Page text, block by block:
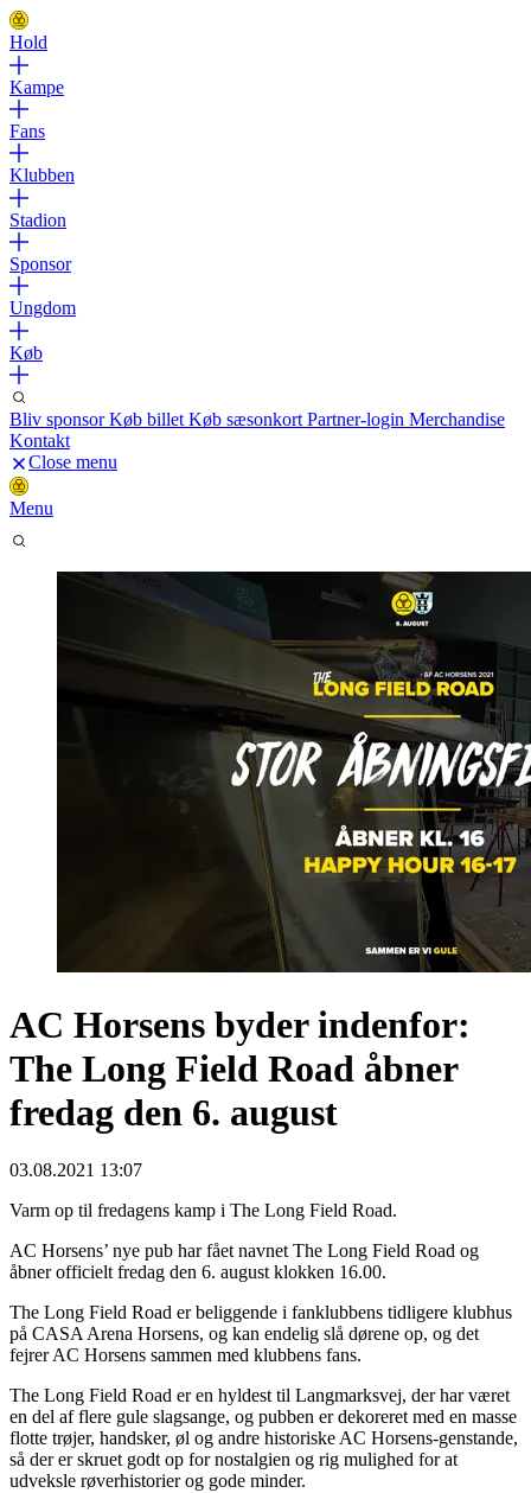
Hold
Kampe
Fans
Klubben
Stadion
Sponsor
Ungdom
Køb
Bliv sponsorKøb billet Køb sæsonkort Partner-login Merchandise
Kontakt
Close menu
Menu
AC Horsens byder indenfor:
The Long Field Road åbner
fredag den 6. august
03.08.2021 13:07
Varm op til fredagens kamp i The Long Field Road.
AC Horsens’ nye pub har fået navnet The Long Field Road og
åbner officielt fredag den 6. august klokken 16.00.
The Long Field Road er beliggende i fanklubbens tidligere klubhus
på CASA Arena Horsens, og kan endelig slå dørene op, og det
fejrer AC Horsens sammen med klubbens fans.
The Long Field Road er en hyldest til Langmarksvej, der har været
en del af flere gule slagsange, og pubben er dekoreret med en masse
flotte trøjer, handsker, øl og andre historiske AC Horsens-genstande,
så der er skruet godt op for nostalgien og rig mulighed for at
udveksle røverhistorier og gode minder.